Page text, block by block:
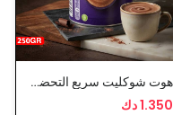
هوت شوكليت سريع التحضير - كادبوري
1.350 دك